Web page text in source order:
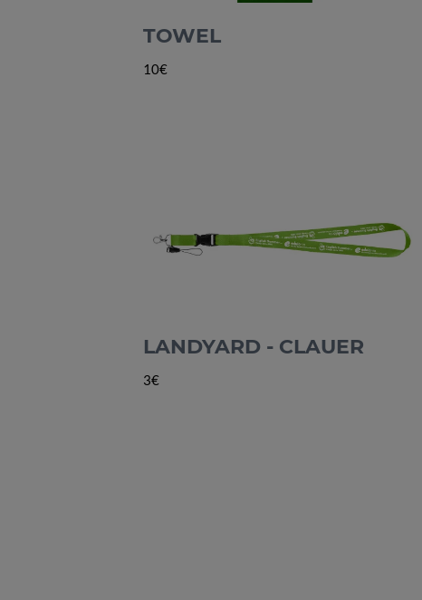
TOWEL
10€
LANDYARD - CLAUER
3€